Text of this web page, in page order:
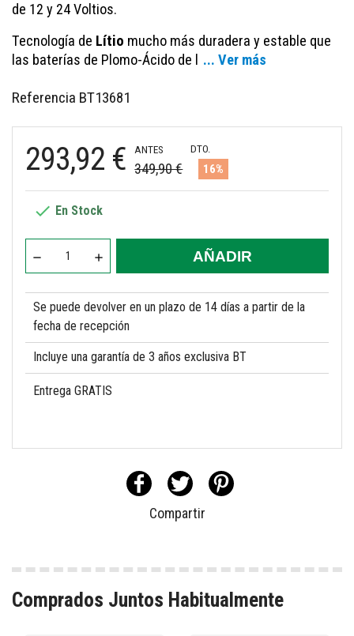
de 12 y 24 Voltios.
Tecnología de Lítio mucho más duradera y estable que
las baterías de Plomo-Ácido de l
... Ver más
Referencia BT13681
293,92 € ANTES
349,90 €
DTO.
16%
 En Stock
AÑADIR
Se puede devolver en un plazo de 14 días a partir de la
fecha de recepción
Incluye una garantía de 3 años exclusiva BT
Entrega GRATIS
Compartir
Comprados Juntos Habitualmente